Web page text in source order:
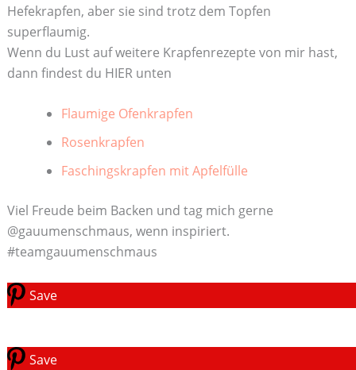
Hefekrapfen, aber sie sind trotz dem Topfen
superflaumig.
Wenn du Lust auf weitere Krapfenrezepte von mir hast,
dann findest du HIER unten
Flaumige Ofenkrapfen
Rosenkrapfen
Faschingskrapfen mit Apfelfülle
Viel Freude beim Backen und tag mich gerne
@gauumenschmaus, wenn inspiriert.
#teamgauumenschmaus
Save
Save